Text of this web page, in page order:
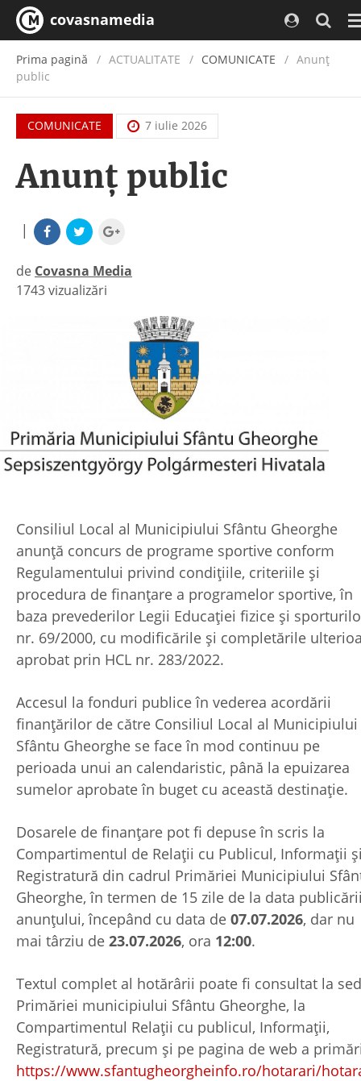
covasnamedia
Prima pagină ACTUALITATE / COMUNICATE
Anunţ
public
COMUNICATE 7 iulie 2026
Anunţ public
|
de Covasna Media
|
1743 vizualizări
Consiliul Local al Municipiului Sfântu Gheorghe
anunță concurs de programe sportive conform
Regulamentului privind condiţiile, criteriile şi
procedura de finanţare a programelor sportive, în
baza prevederilor Legii Educaţiei fizice şi
nr. 69/2000, cu modificările şi completările
aprobat prin HCL nr. 283/2022.
Accesul la fonduri publice în vederea acordării
finanțărilor de către Consiliul Local al Municipiului
Sfântu Gheorghe se face în mod continuu pe
perioada unui an calendaristic, până la epuizarea
sumelor aprobate în buget cu această destinație.
Dosarele de finanțare pot fi depuse în scris la
Compartimentul de Relaţii cu Publicul, Informaţii
Registratură din cadrul Primăriei Municipiului
Gheorghe, în termen de 15 zile de la data
anunțului, începând cu data de 07.07.2026, dar nu
mai târziu de 23.07.2026, ora 12:00.
Textul complet al hotărârii poate fi consultat la
Primăriei municipiului Sfântu Gheorghe, la
Compartimentul Relaţii cu publicul, Informaţii,
Registratură, precum şi pe pagina de web a
https://www.sfantugheorgheinfo.ro/hotarari/